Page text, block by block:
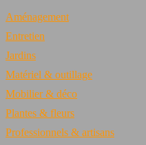
Aménagement
Entretien
Jardins
Matériel & outillage
Mobilier & déco
Plantes & fleurs
Professionnels & artisans